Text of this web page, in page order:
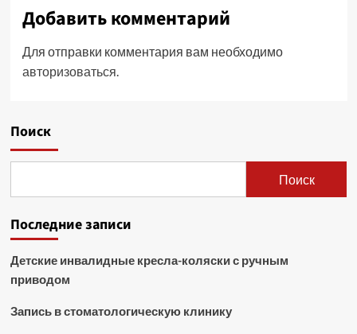
Добавить комментарий
Для отправки комментария вам необходимо
авторизоваться.
Поиск
Поиск
Последние записи
Детские инвалидные кресла-коляски с ручным
приводом
Запись в стоматологическую клинику